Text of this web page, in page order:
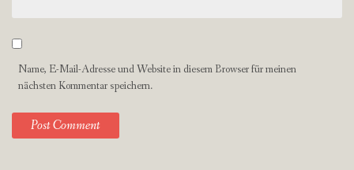
Name, E-Mail-Adresse und Website in diesem Browser für meinen
nächsten Kommentar speichern.